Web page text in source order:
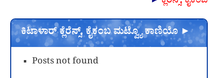
ಕಿಟಾಳಾರ್ ಕ್ಲೆರೆನ್ಸ್, ಕೈಕಂಬ ಮಟ್ವ್ಯೊ ಕಾಣಿಯೊ ►
Posts not found